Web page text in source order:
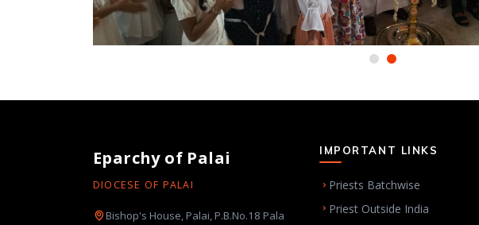
Eparchy of Palai
DIOCESE OF PALAI
Bishop's House, Palai, P.B.No.18 Pala
IMPORTANT LINKS
Priests Batchwise
Priest Outside India